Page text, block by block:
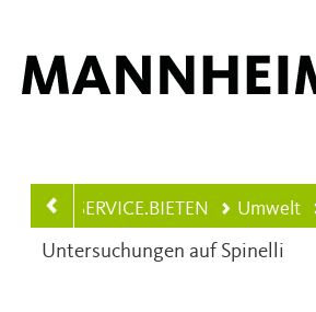
SERVICE.BIETEN
Umwelt
Untersuchungen auf Spinelli